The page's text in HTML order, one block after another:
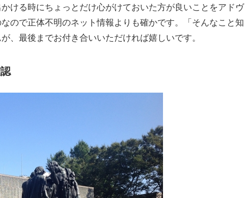
ける時にちょっとだけ心がけておいた方が良いことをアドヴ
ので正体不明のネット情報よりも確かです。「そんなこと知
、最後までお付き合いいただければ嬉しいです。